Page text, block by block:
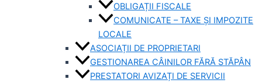
OBLIGAȚII FISCALE
COMUNICATE – TAXE ȘI IMPOZITE
LOCALE
ASOCIAȚII DE PROPRIETARI
GESTIONAREA CÂINILOR FĂRĂ STĂPÂN
PRESTATORI AVIZAȚI DE SERVICII